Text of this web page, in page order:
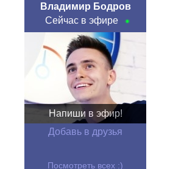
Владимир Бодров
Сейчас в эфире
Напиши в эфир!
Добавь в друзья
Посмотреть всех :)